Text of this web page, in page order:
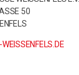
50